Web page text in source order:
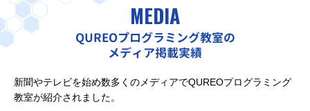
MEDIA
QUREOプログラミング教室の
メディア掲載実績
新聞やテレビを始め数多くのメディアでQUREOプログラミング
教室が紹介されました。